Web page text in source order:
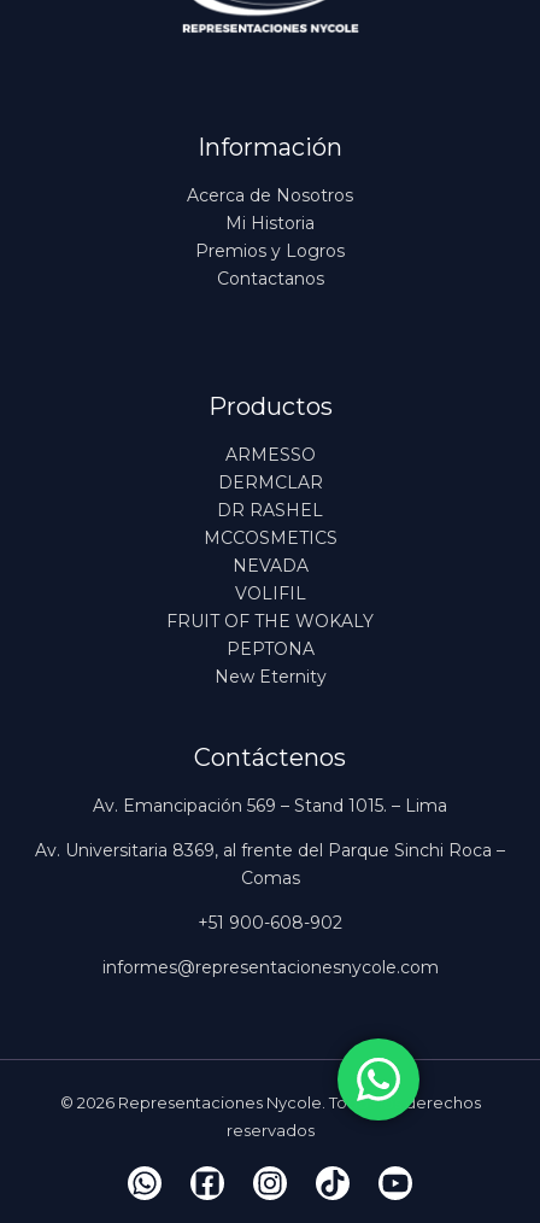
Información
Acerca de Nosotros
Mi Historia
Premios y Logros
Contactanos
Productos
ARMESSO
DERMCLAR
DR RASHEL
MCCOSMETICS
NEVADA
VOLIFIL
FRUIT OF THE WOKALY
PEPTONA
New Eternity
Contáctenos
Av. Emancipación 569 – Stand 1015. – Lima
Av. Universitaria 8369, al frente del Parque Sinchi Roca –
Comas
+51 900-608-902
informes@representacionesnycole.com
© 2026 Representaciones Nycole. Todos los derechos
reservados